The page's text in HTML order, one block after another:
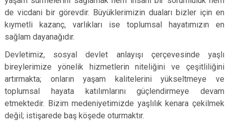
de vicdani bir görevdir. Büyüklerimizin duaları bizler için en
kıymetli kazanç, varlıkları ise toplumsal hayatımızın en
sağlam dayanağıdır.
Devletimiz, sosyal devlet anlayışı çerçevesinde yaşlı
bireylerimize yönelik hizmetlerin niteliğini ve çeşitliliğini
artırmakta; onların yaşam kalitelerini yükseltmeye ve
toplumsal hayata katılımlarını güçlendirmeye devam
etmektedir. Bizim medeniyetimizde yaşlılık kenara çekilmek
değil; istişarede baş köşede oturmaktır.